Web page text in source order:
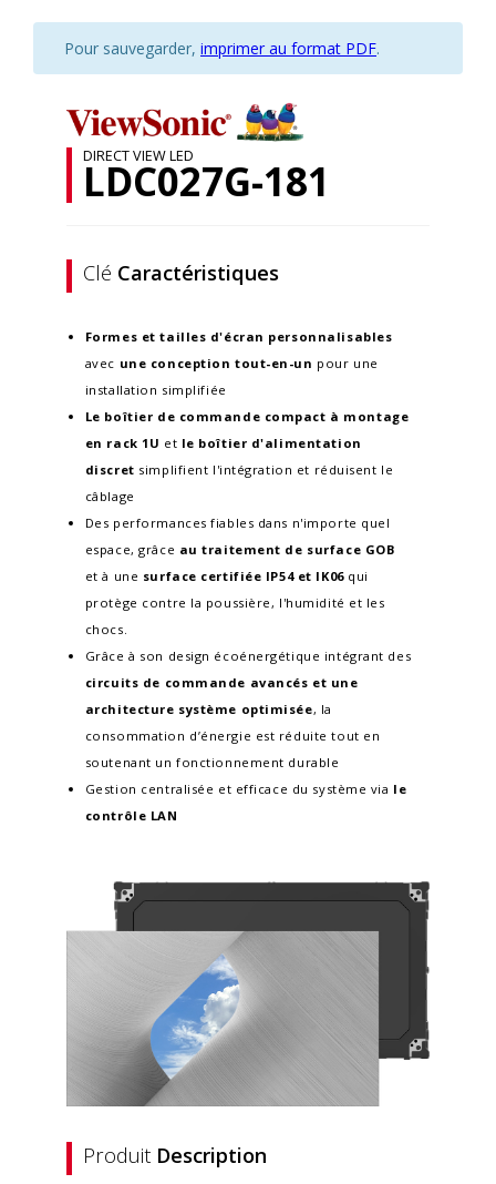
Pour sauvegarder, imprimer au format PDF.
DIRECT VIEW LED
LDC027G-181
Clé Caractéristiques
Formes et tailles d'écran personnalisables
avec une conception tout-en-un pour une
installation simplifiée
Le boîtier de commande compact à montage
en rack 1U et le boîtier d'alimentation
discret simplifient l'intégration et réduisent le
câblage
Des performances fiables dans n'importe quel
espace, grâce au traitement de surface GOB
et à une surface certifiée IP54 et IK06qui
protège contre la poussière, l'humidité et les
chocs.
Grâce à son design écoénergétique intégrant des
circuits de commande avancés et une
architecture système optimisée, la
consommation d’énergie est réduite tout en
soutenant un fonctionnement durable
Gestion centralisée et efficace du système via le
contrôle LAN
Produit Description